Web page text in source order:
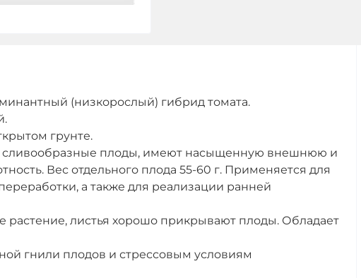
(низкорослый) гибрид томата.
грунте.
сливообразные плоды, имеют насыщенную внешнюю и
Вес отдельного плода 55-60 г. Применяется для
а также для реализации ранней
растение, листья хорошо прикрывают плоды. Обладает
гнили плодов и стрессовым условиям